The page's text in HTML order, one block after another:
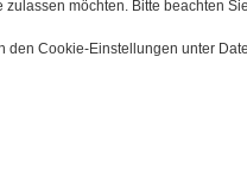
möchten. Bitte beachten
den Cookie-Einstellungen unter